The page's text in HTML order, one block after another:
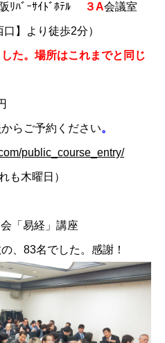
ﾘﾊﾞｰｻｲﾄﾞﾎﾃﾙ ​３A​会議室
より徒歩2分）
た。場所はこれまでと同じ
からご予約ください。
public_course_entry/
も木曜日）
「易経」講座
、83名でした。感謝！